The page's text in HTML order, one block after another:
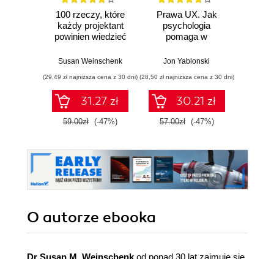
100 rzeczy, które
każdy projektant
powinien wiedzieć
klientach. Wydanie
Susan Weinschenk
(29,49 zł najniższa cena z 30 dni)
31.27 zł
59.00zł (-47%)
Prawa UX. Jak
psychologia
pomaga w
lepszych
Wydanie II
Jon Yablonski
(28,50 zł najniższa cena z 30 dni)
30.21 zł
57.00zł (-47%)
O autorze ebooka